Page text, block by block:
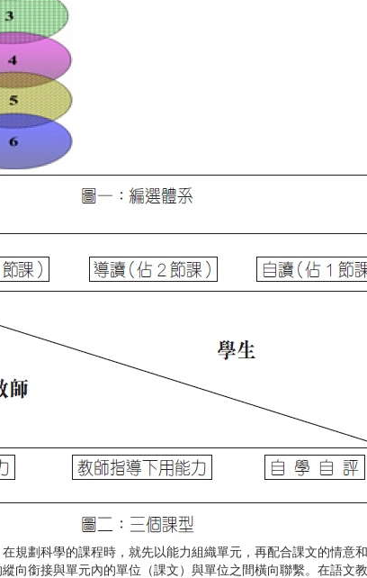
劃科學的課程時，就先以能力組織單元，再配合課文的情意
向銜接與單元內的單位（課文）與單位之間橫向聯繫。在語文